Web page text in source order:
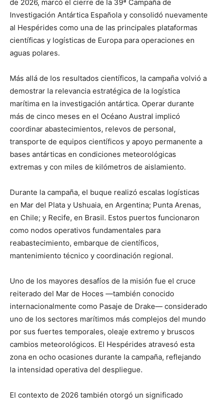
de 2026, marcó el cierre de la 39ª Campaña de
Investigación Antártica Española y consolidó nuevamente
al Hespérides como una de las principales plataformas
científicas y logísticas de Europa para operaciones en
aguas polares.
Más allá de los resultados científicos, la campaña volvió a
demostrar la relevancia estratégica de la logística
marítima en la investigación antártica. Operar durante
más de cinco meses en el Océano Austral implicó
coordinar abastecimientos, relevos de personal,
transporte de equipos científicos y apoyo permanente a
bases antárticas en condiciones meteorológicas
extremas y con miles de kilómetros de aislamiento.
Durante la campaña, el buque realizó escalas logísticas
en Mar del Plata y Ushuaia, en Argentina; Punta Arenas,
en Chile; y Recife, en Brasil. Estos puertos funcionaron
como nodos operativos fundamentales para
reabastecimiento, embarque de científicos,
mantenimiento técnico y coordinación regional.
Uno de los mayores desafíos de la misión fue el cruce
reiterado del Mar de Hoces —también conocido
internacionalmente como Pasaje de Drake— considerado
uno de los sectores marítimos más complejos del mundo
por sus fuertes temporales, oleaje extremo y bruscos
cambios meteorológicos. El Hespérides atravesó esta
zona en ocho ocasiones durante la campaña, reflejando
la intensidad operativa del despliegue.
El contexto de 2026 también otorgó un significado